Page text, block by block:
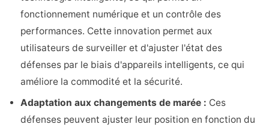
fonctionnement numérique et un contrôle des
performances. Cette innovation permet aux
utilisateurs de surveiller et d'ajuster l'état des
défenses par le biais d'appareils intelligents, ce qui
améliore la commodité et la sécurité.
Adaptation aux changements de marée : Ces
défenses peuvent ajuster leur position en fonction du